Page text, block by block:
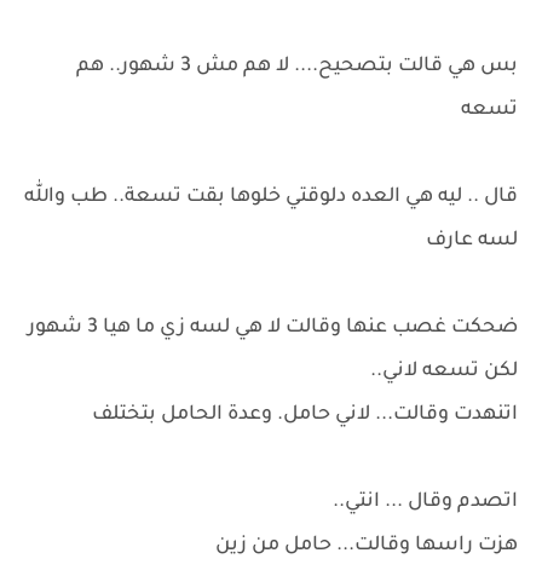
بس هي قالت بتصحيح.... لا هم مش 3 شهور.. هم
تسعه
قال .. ليه هي العده دلوقتي خلوها بقت تسعة.. طب والله
لسه عارف
ضحكت غصب عنها وقالت لا هي لسه زي ما هيا 3 شهور
لكن تسعه لاني..
اتنهدت وقالت... لاني حامل. وعدة الحامل بتختلف
اتصدم وقال ... انتي..
هزت راسها وقالت... حامل من زين